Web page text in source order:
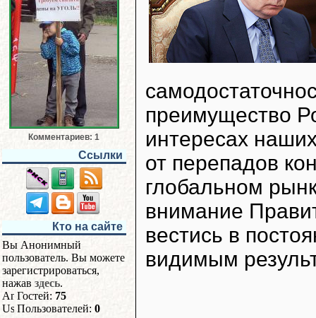
Комментариев: 1
Ссылки
Кто на сайте
Вы Анонимный
пользователь. Вы можете
зарегистрироваться,
нажав здесь.
Гостей: 75
Пользователей: 0
преимущество
интересах
от перепадов
глобальном
внимание
вестись в
видимым